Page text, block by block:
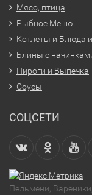
Мясо, птица
Рыбное Меню
Котлеты и Блюда
Блины с
Пироги и Выпечка
Соусы
СОЦСЕТИ
Пельмени,